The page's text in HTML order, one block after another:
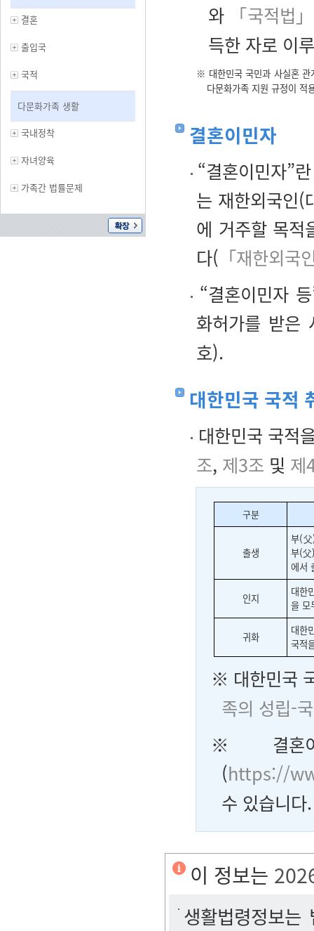
결혼
출입국
국적
다문화가족 생활
국내정착
자녀양육
가족간 법률문제
와
「국적법」
득한 자로 이
※ 대한민국 국민과 사실혼 관
다문화가족 지원 규정이 적
결혼이민자
“결혼이민자”
는 재한외국인(
에 거주할 목적
다( 「재한외
“결혼이민자
화허가를 받은
호).
대한민국 국적
대한민국 국적
조, 제3조 및 제
구분
출생
부(
부(父
에서
인지
대한
을 모
귀화
대한
국적
※ 대한민국
족의 성립-
※ 결혼이
(https://
수 있습니다.
이 정보는
생활법령정보